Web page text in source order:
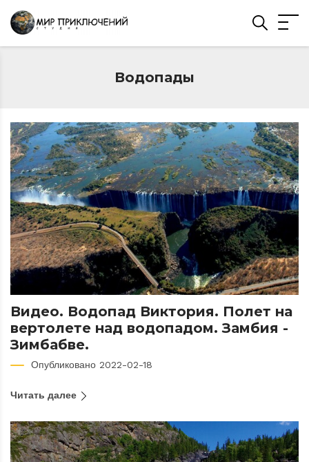
Водопады
Видео. Водопад Виктория. Полет на
вертолете над водопадом. Замбия -
Зимбабве.
Опубликовано 2022-02-18
Читать далее